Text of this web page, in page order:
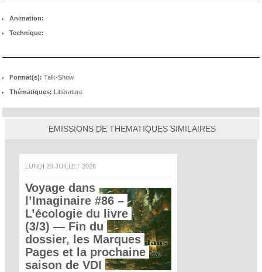
Animation:
Technique:
Format(s): Talk-Show
Thématiques: Littérature
EMISSIONS DE THEMATIQUES SIMILAIRES
LUNDI 20 JUILLET 2026
Voyage dans
l’Imaginaire #86 –
L’écologie du livre
(3/3) — Fin du
dossier, les Marques
Pages et la prochaine
saison de VDI